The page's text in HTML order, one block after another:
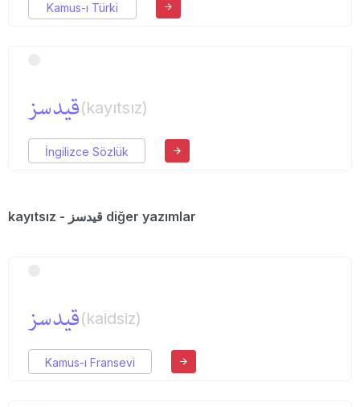
Kamus-ı Türki
قیدسز(kayıtsız)
İngilizce Sözlük
kayıtsız - قیدسز diğer yazımlar
قیدسز(kaidsiz)
Kamus-ı Fransevi